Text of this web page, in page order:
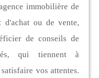
immobilière de
ou de vente,
de conseils de
qui tiennent à
vos attentes.